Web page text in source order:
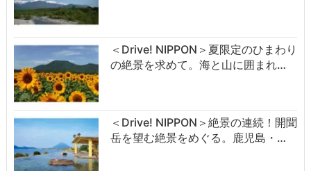
＜Drive! NIPPON＞夏限定のひまわり
の絶景を求めて。海と山に囲まれ…
＜Drive! NIPPON＞絶景の連続！開聞
岳を望む絶景をめぐる。鹿児島・…